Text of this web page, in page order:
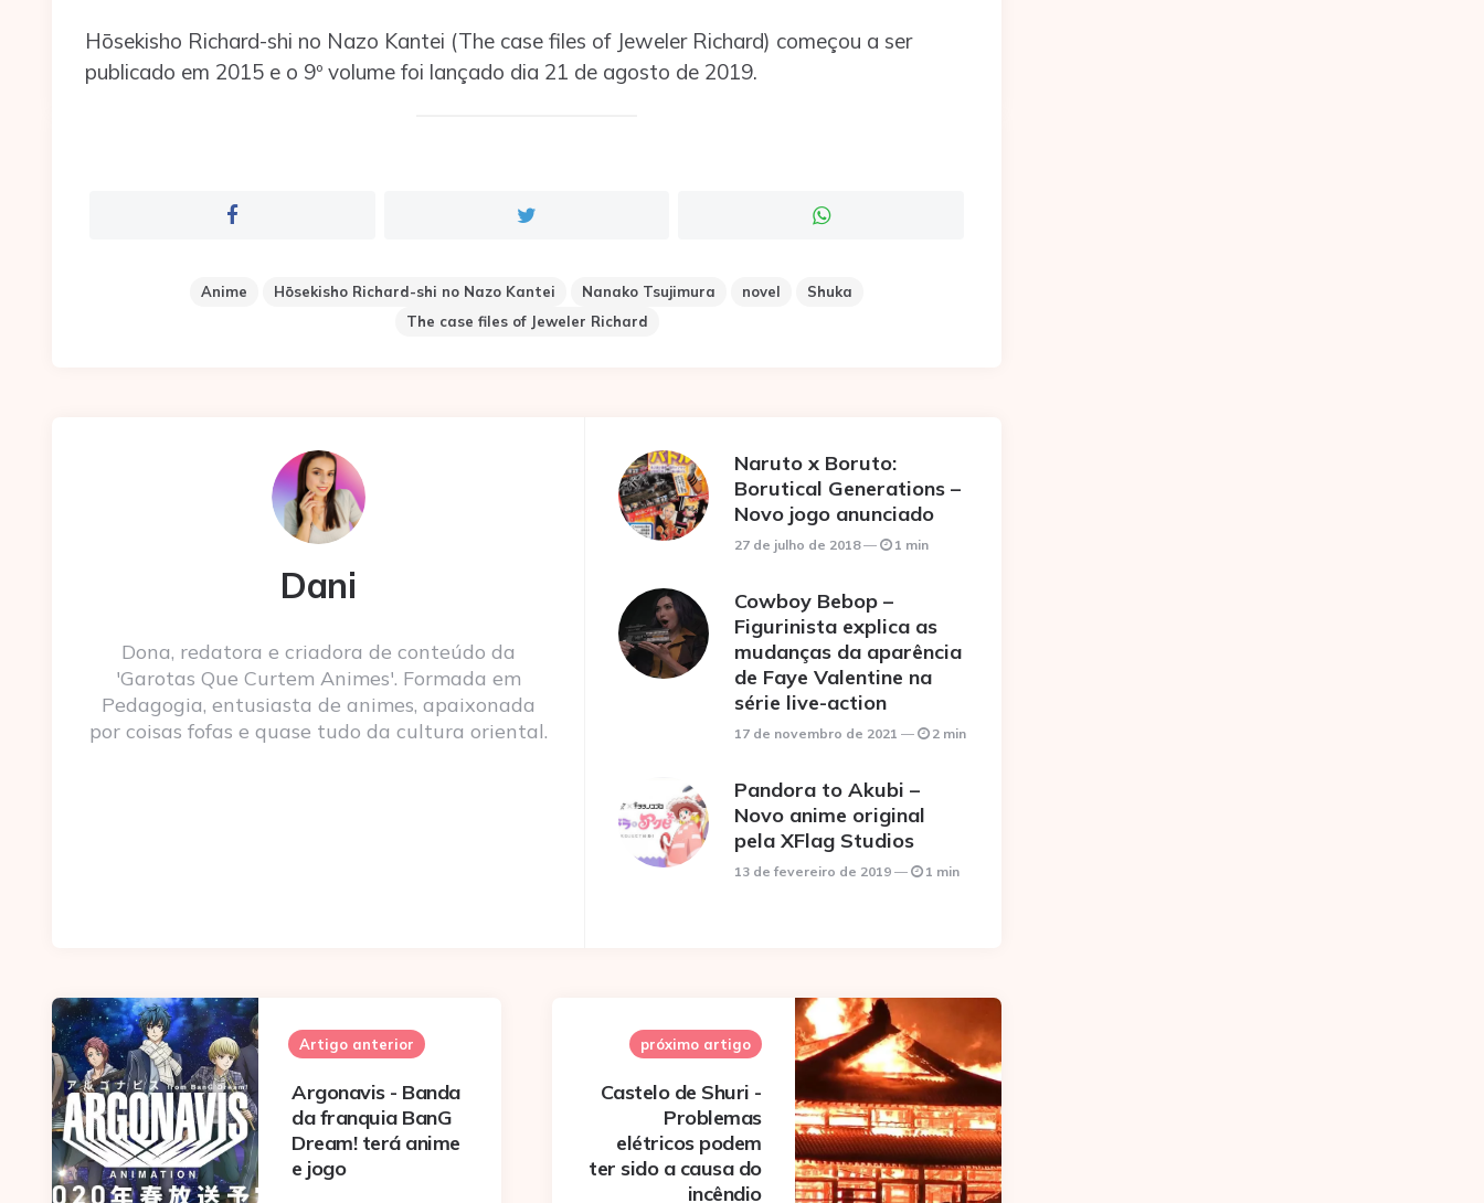
Hōsekisho Richard-shi no Nazo Kantei (The case files of Jeweler Richard) começou a ser
publicado em 2015 e o 9º volume foi lançado dia 21 de agosto de 2019.
Anime Hōsekisho Richard-shi no Nazo Kantei Nanako Tsujimura novel
Shuka
The case files of Jeweler Richard
Dani
Dona, redatora e criadora de conteúdo da
'Garotas Que Curtem Animes'. Formada em
Pedagogia, entusiasta de animes, apaixonada
por coisas fofas e quase tudo da cultura oriental.
Naruto x Boruto:
Borutical Generations –
Novo jogo anunciado
27 de julho de 2018 1 min
Cowboy Bebop –
Figurinista explica as
mudanças da aparência
de Faye Valentine na
série live-action
17 de novembro de 2021 2 min
Pandora to Akubi –
Novo anime original
pela XFlag Studios
13 de fevereiro de 2019 1 min
Post
navigation
Artigo anterior
Argonavis - Banda
da franquia BanG
Dream! terá anime
e jogo
próximo artigo
Castelo de Shuri -
Problemas
elétricos podem
ter sido a causa do
incêndio